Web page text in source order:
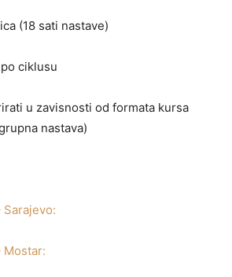
(18 sati nastave)
ciklusu
u zavisnosti od formata kursa
nastava)
Sarajevo:
Mostar: